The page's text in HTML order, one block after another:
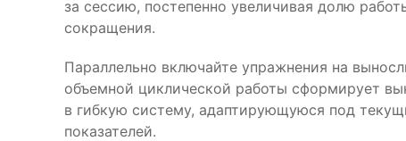
за сессию, постепенно увеличивая долю
сокращения.
Параллельно включайте упражнения на
объемной циклической работы сформирует
в гибкую систему, адаптирующуюся под
показателей.